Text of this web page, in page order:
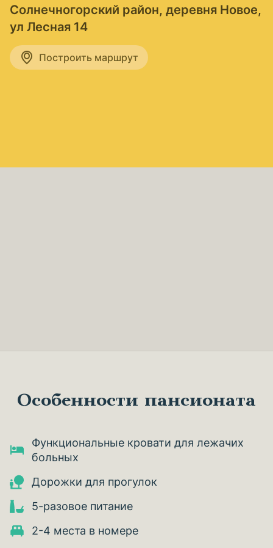
Солнечногорский район, деревня Новое,
ул Лесная 14
Построить маршрут
Особенности пансионата
Функциональные кровати для лежачих
больных
Дорожки для прогулок
5-разовое питание
2-4 места в номере